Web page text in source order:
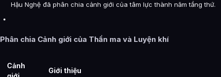
Hậu Nghệ đã phân chia cảnh giới của tâm lực thành năm tầng thứ.
Phân chia Cảnh giới của Thần ma và Luyện khí
Cảnh
Giới thiệu